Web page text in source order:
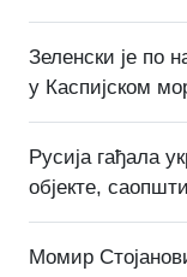
Зеленски је по
у Каспијском
Русија гађала
објекте,
Момир